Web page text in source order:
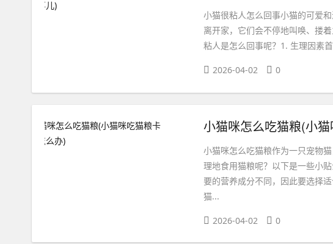
小猫很粘人怎么回事小猫的可爱
离开家，它们会不停地叫唤、搂
粘人是怎么回事呢？1. 生理因素
2026-04-02 0
小猫咪怎么吃猫粮(小
小猫咪怎么吃猫粮作为一只宠物
理地食用猫粮呢？以下是一些小
要的营养成分不同，因此要选择
猫...
2026-04-02 0